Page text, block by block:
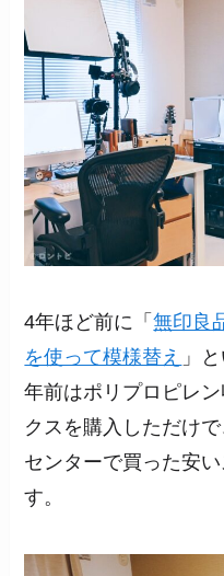
4年ほど前に「無印良
を使って模様替え 」
年前はポリプロピレ
クスを購入しただけ
センターで買った安
す。